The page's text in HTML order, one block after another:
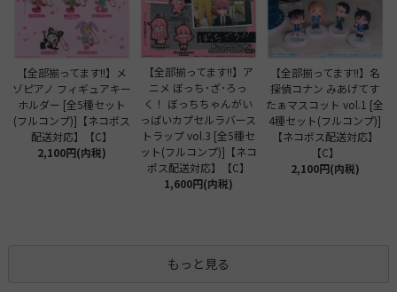
【全部揃ってます!!】メ
ゾピアノ フィギュアキー
ホルダー [全5種セット
(フルコンプ)]【ネコポス
配送対応】【C】
2,100円(内税)
【全部揃ってます!!】ア
ニメ ぼっち･ざ･ろっ
く！ ぼっちちゃんがい
っぱいカプセルラバース
トラップ vol.3 [全5種セ
ット(フルコンプ)]【ネコ
ポス配送対応】【C】
1,600円(内税)
【全部揃ってます!!】名
探偵コナン みあげてす
たぁマスコット vol.1 [全
4種セット(フルコンプ)]
【ネコポス配送対応】
【C】
2,100円(内税)
もっと見る